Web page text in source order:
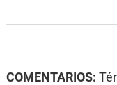
COMENTARIOS: